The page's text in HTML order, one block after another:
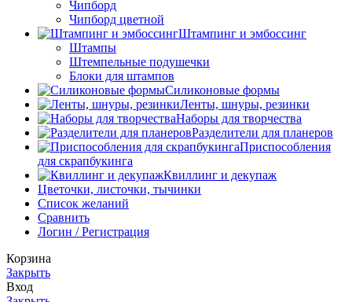
Чипборд
Чипборд цветной
Штампинг и эмбоссинг
Штампы
Штемпельные подушечки
Блоки для штампов
Силиконовые формы
Ленты, шнуры, резинки
Наборы для творчества
Разделители для планеров
Приспособления
для скрапбукинга
Квиллинг и декупаж
Цветочки, листочки, тычинки
Список желаний
Сравнить
Логин / Регистрация
Корзина
Закрыть
Вход